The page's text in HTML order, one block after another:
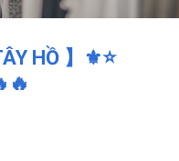
HỒ 】⚜️⭐️